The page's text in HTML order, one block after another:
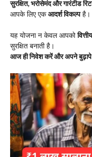
सुरक्षित, भरोसेमंद और गारंटीड
आपके लिए एक आदर्श विकल्पहै।
यह योजना न केवल आपको
सुरक्षित बनाती है।
आज ही निवेश करें और अपने